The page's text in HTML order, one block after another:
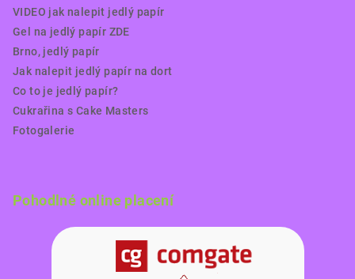
VIDEO jak nalepit jedlý papír
Gel na jedlý papír ZDE
Brno, jedlý papír
Jak nalepit jedlý papír na dort
Co to je jedlý papír?
Cukrařina s Cake Masters
Fotogalerie
Pohodlné online placení